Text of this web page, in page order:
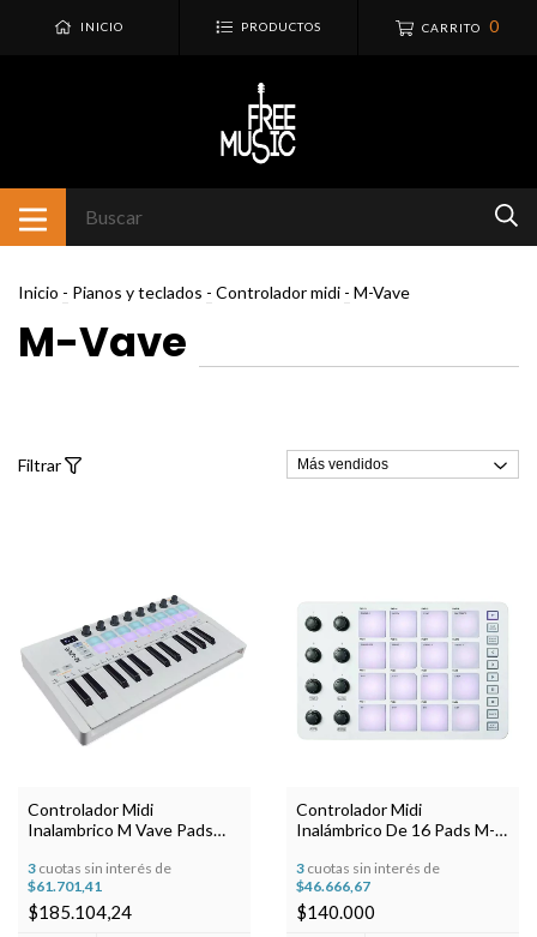
INICIO PRODUCTOS CARRITO 0
Inicio - Pianos y teclados - Controlador midi - M-Vave
M-Vave
Filtrar
Controlador Midi
Inalambrico M Vave Pads
3 cuotas sin interés de
$61.701,41
$185.104,24
Controlador Midi
Inalámbrico De 16 Pads M-
3 cuotas sin interés de
$46.666,67
$140.000